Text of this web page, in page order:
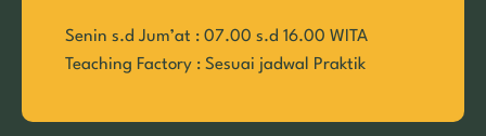
Senin s.d Jum’at : 07.00 s.d 16.00 WITA
Teaching Factory : Sesuai jadwal Praktik